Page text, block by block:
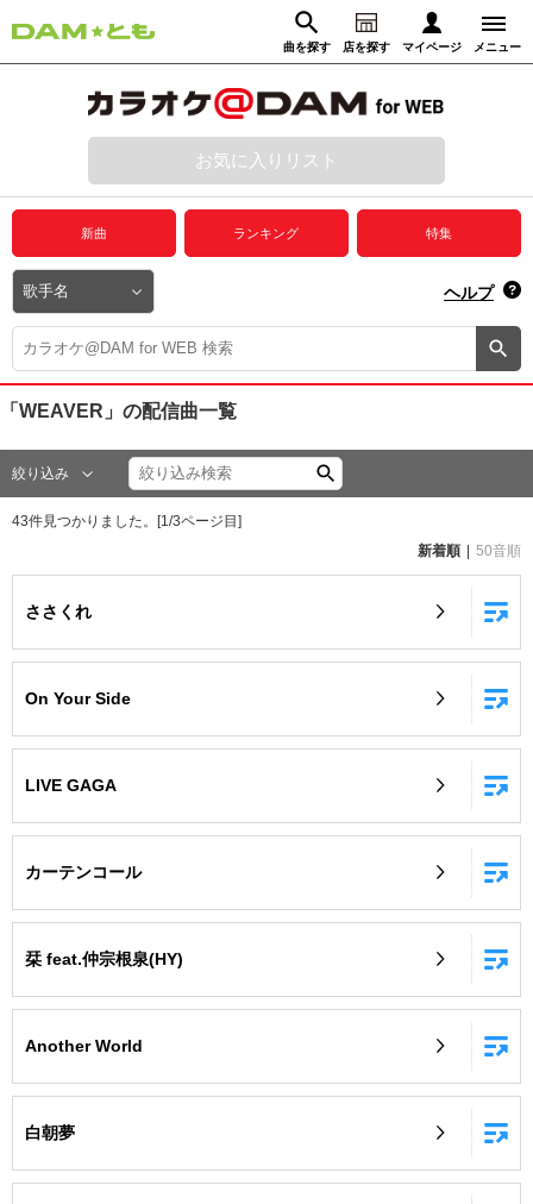
曲を探す 店を探す マイページ メニュー
動画からさがす 録音からさがす
ログイン
プレミアムサービス
DAM★とも動画
DAM★とも録音
カラオケ＠DAM
ユーザー検索
DAMの新曲・ランキングなど
自宅でカラオケ歌い放題！
お気に入りリスト
新曲 ランキング 特集
ヘルプ
「WEAVER」 の配信曲一覧
絞り込み
43件見つかりました。[1 /3ページ目]
新着順
50音順
ささくれ
On Your Side
LIVE GAGA
カーテンコール
栞 feat.仲宗根泉(HY)
Another World
白朝夢